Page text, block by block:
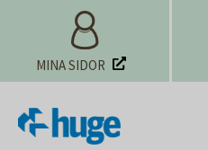
MINA SIDOR